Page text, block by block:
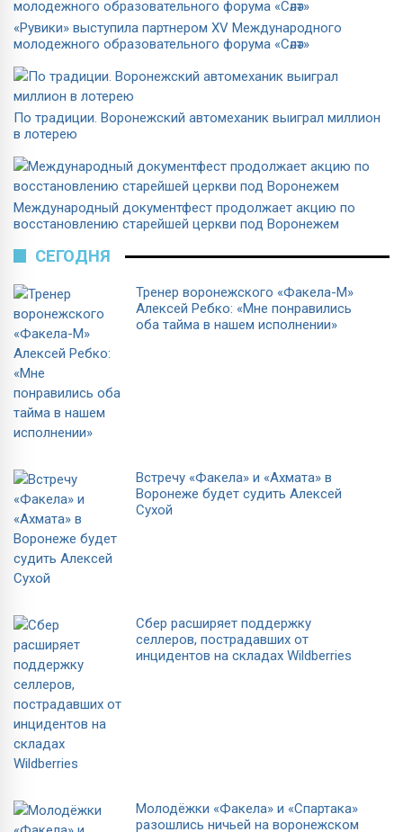
«Рувики» выступила партнером XV Международного
молодежного образовательного форума «Сәләт»
По традиции. Воронежский автомеханик выиграл миллион
в лотерею
Международный документфест продолжает акцию по
восстановлению старейшей церкви под Воронежем
СЕГОДНЯ
Тренер воронежского «Факела-М»
Алексей Ребко: «Мне понравились
оба тайма в нашем исполнении»
Встречу «Факела» и «Ахмата» в
Воронеже будет судить Алексей
Сухой
Сбер расширяет поддержку
селлеров, пострадавших от
инцидентов на складах Wildberries
Молодёжки «Факела» и «Спартака»
разошлись ничьей на воронежском